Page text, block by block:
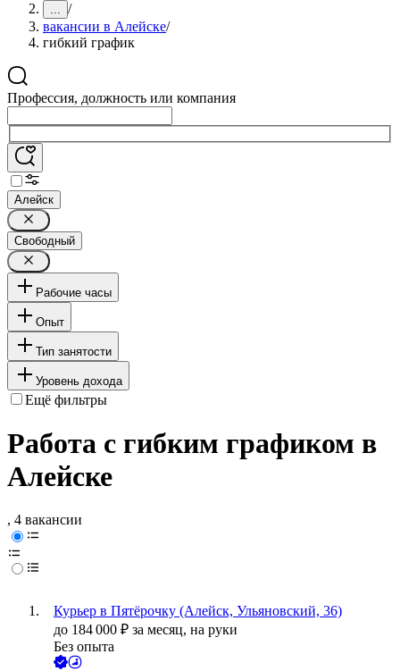
... /
вакансии в Алейске/
гибкий график
Профессия, должность или компания
Алейск
Свободный
Рабочие часы
Опыт
Тип занятости
Уровень дохода
Ещё фильтры
Работа с гибким графиком в
Алейске
, 4 вакансии
Курьер в Пятёрочку (Алейск, Ульяновский, 36)
до 184 000 ₽ за месяц, на руки
Без опыта